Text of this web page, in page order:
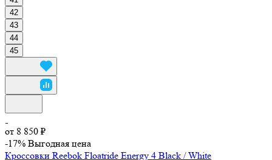
42
43
44
45
от 8 850 ₽
-17% Выгодная цена
Кроссовки Reebok Floatride Energy 4 Black / White